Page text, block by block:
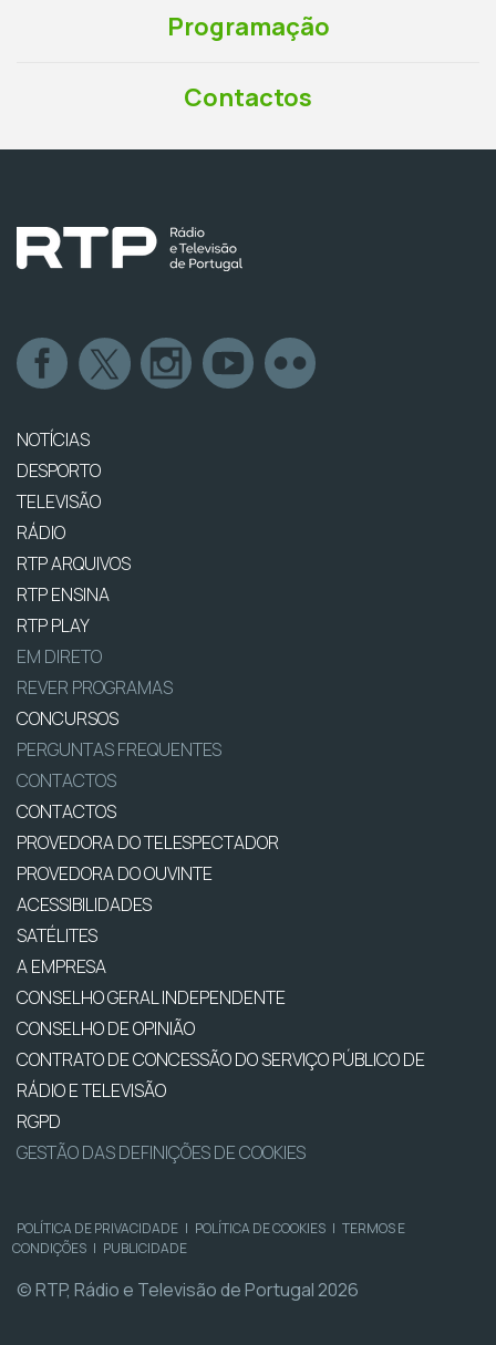
Programação
Contactos
NOTÍCIAS
DESPORTO
TELEVISÃO
RÁDIO
RTP ARQUIVOS
RTP ENSINA
RTP PLAY
EM DIRETO
REVER PROGRAMAS
CONCURSOS
PERGUNTAS FREQUENTES
CONTACTOS
CONTACTOS
PROVEDORA DO TELESPECTADOR
PROVEDORA DO OUVINTE
ACESSIBILIDADES
SATÉLITES
A EMPRESA
CONSELHO GERAL INDEPENDENTE
CONSELHO DE OPINIÃO
CONTRATO DE CONCESSÃO DO SERVIÇO PÚBLICO DE
RÁDIO E TELEVISÃO
RGPD
GESTÃO DAS DEFINIÇÕES DE COOKIES
POLÍTICA DE PRIVACIDADE | POLÍTICA DE COOKIES | TERMOS E
CONDIÇÕES | PUBLICIDADE
© RTP, Rádio e Televisão de Portugal 2026